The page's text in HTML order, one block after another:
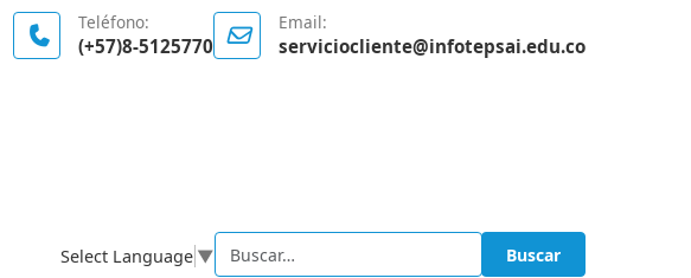
Teléfono:
(+57)8-5125770
Email:
serviciocliente@infotepsai.edu.co
Select Language ▼ Buscar Buscar